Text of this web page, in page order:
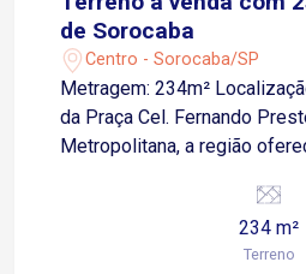
de Sorocaba
Centro - Sorocaba/SP
Metragem: 234m² Localização: A poucos metros
da Praça Cel. Fernando
Metropolitana, a região
busca visibilidade e
imediações encontram-se
farmácias, cartórios,
234 m²
Terreno